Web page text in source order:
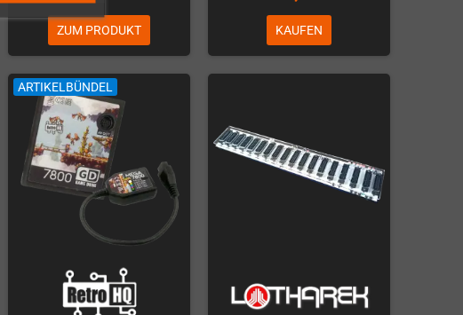
ZUM PRODUKT KAUFEN
ARTIKELBÜNDEL